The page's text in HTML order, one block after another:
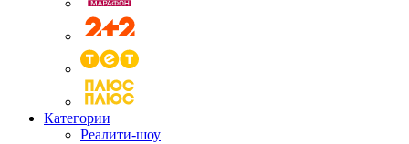
Категории
Реалити-шоу